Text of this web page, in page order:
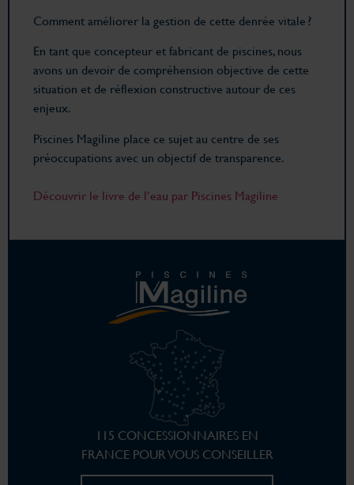
Comment améliorer la gestion de cette denrée vitale ?
En tant que concepteur et fabricant de piscines, nous
avons un devoir de compréhension objective de cette
situation et de réflexion constructive autour de ces
enjeux.
Piscines Magiline place ce sujet au centre de ses
préoccupations avec un objectif de transparence.
Découvrir le livre de l’eau par Piscines Magiline
115 CONCESSIONNAIRES EN
FRANCE POUR VOUS CONSEILLER